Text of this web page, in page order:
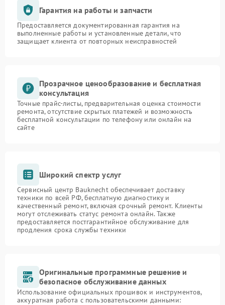
Гарантия на работы и запчасти
Предоставляется документированная гарантия на
выполненные работы и установленные детали, что
защищает клиента от повторных неисправностей
Прозрачное ценообразование и бесплатная
консультация
Точные прайс-листы, предварительная оценка стоимости
ремонта, отсутствие скрытых платежей и возможность
бесплатной консультации по телефону или онлайн на
сайте
Широкий спектр услуг
Сервисный центр Bauknecht обеспечивает доставку
техники по всей РФ, бесплатную диагностику и
качественный ремонт, включая срочный ремонт. Клиенты
могут отслеживать статус ремонта онлайн. Также
предоставляется постгарантийное обслуживание для
продления срока службы техники
Оригинальные программные решение и
безопасное обслуживание данных
Использование официальных прошивок и инструментов,
аккуратная работа с пользовательскими данными: